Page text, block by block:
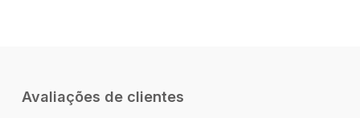
Avaliações de clientes